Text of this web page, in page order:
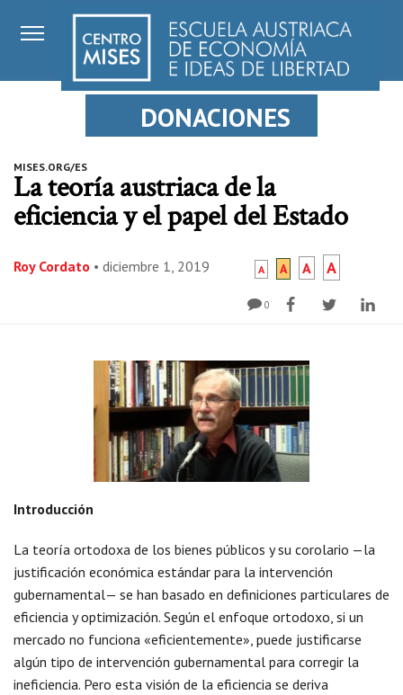
DONACIONES
MISES.ORG/ES
La teoría austriaca de la
eficiencia y el papel del Estado
Roy Cordato • diciembre 1, 2019 A A A A
0
Introducción
La teoría ortodoxa de los bienes públicos y su corolario —la
justificación económica estándar para la intervención
gubernamental— se han basado en definiciones particulares de
eficiencia y optimización. Según el enfoque ortodoxo, si un
mercado no funciona «eficientemente», puede justificarse
algún tipo de intervención gubernamental para corregir la
ineficiencia. Pero esta visión de la eficiencia se deriva